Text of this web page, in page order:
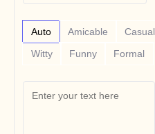
Auto Amicable Casual
Witty
Funny Formal
Partner Program
CAS D'UTILISATION
Gestion du changement
Activation des ventes
Pré-vente
Formation